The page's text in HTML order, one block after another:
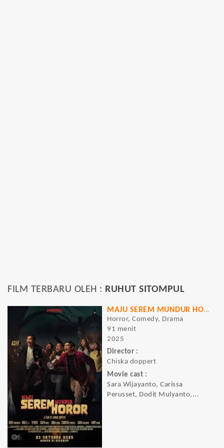
FILM TERBARU OLEH : RUHUT SITOMPUL
MAJU SEREM MUNDUR HOROR
Horror, Comedy, Drama
91 menit
2025
Director :
Chiska doppert
Movie cast :
Sara Wijayanto, Carissa
Perusset, Dodit Mulyanto,...